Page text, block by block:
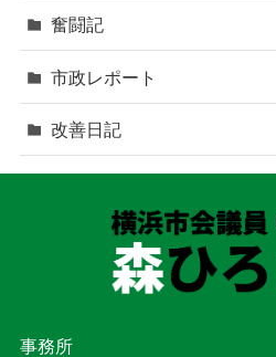
奮闘記
市政レポート
改善日記
事務所